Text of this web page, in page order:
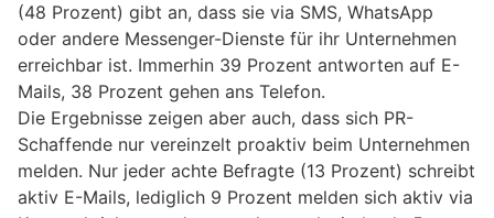
(48 Prozent) gibt an, dass sie via SMS, WhatsApp
oder andere Messenger-Dienste für ihr Unternehmen
erreichbar ist. Immerhin 39 Prozent antworten auf E-
Mails, 38 Prozent gehen ans Telefon.
Die Ergebnisse zeigen aber auch, dass sich PR-
Schaffende nur vereinzelt proaktiv beim Unternehmen
melden. Nur jeder achte Befragte (13 Prozent) schreibt
aktiv E-Mails, lediglich 9 Prozent melden sich aktiv via